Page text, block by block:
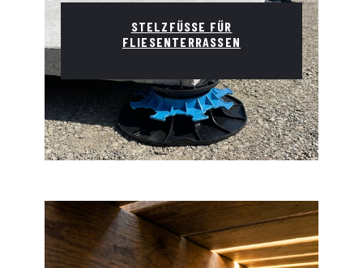
STELZFÜSSE FÜR F
LIESENTERRASSEN